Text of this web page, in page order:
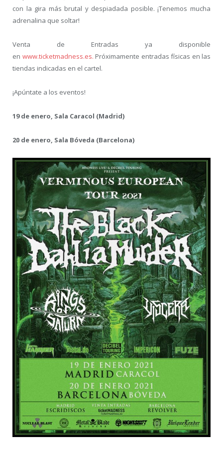
con la gira más brutal y despiadada posible. ¡Tenemos mucha
adrenalina que soltar!
Venta de Entradas ya disponible
en www.ticketmadness.es. Próximamente entradas físicas en las
tiendas indicadas en el cartel.
¡Apúntate a los eventos!
19 de enero, Sala Caracol (Madrid)
20 de enero, Sala Bóveda (Barcelona)